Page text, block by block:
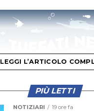
LEGGI L’ARTICOLO
PIÙ LETTI
NOTIZIARI 19 ore fa